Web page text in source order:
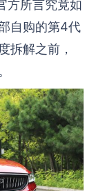
方所言究竟如
自购的第4代
拆解之前，